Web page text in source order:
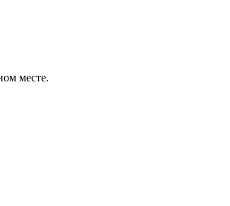
месте.